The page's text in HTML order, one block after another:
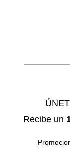
Recibe un